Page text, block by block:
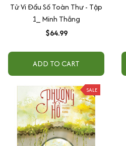
Tử Vi Đẩu Số Toàn Thư - Tập
1_ Minh Thắng
$64.99
ADD TO CART
SALE